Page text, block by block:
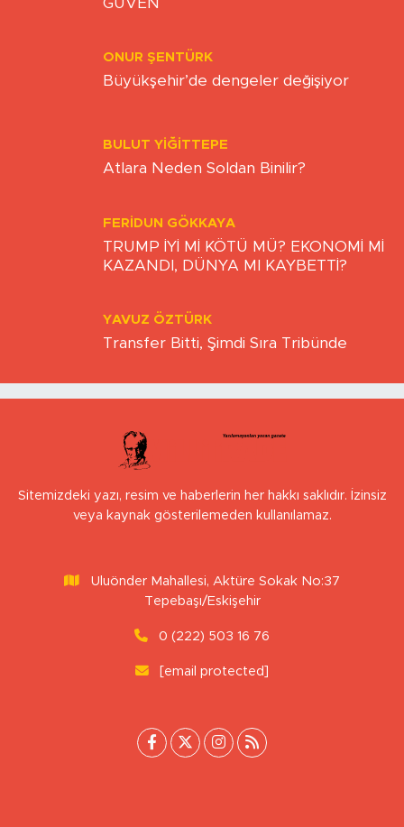
GÜVEN
ONUR ŞENTÜRK
Büyükşehir’de dengeler değişiyor
BULUT YİĞİTTEPE
Atlara Neden Soldan Binilir?
FERIDUN GÖKKAYA
TRUMP İYİ Mİ KÖTÜ MÜ? EKONOMİ Mİ
KAZANDI, DÜNYA MI KAYBETTİ?
YAVUZ ÖZTÜRK
Transfer Bitti, Şimdi Sıra Tribünde
Sitemizdeki yazı, resim ve haberlerin her hakkı saklıdır. İzinsiz
veya kaynak gösterilemeden kullanılamaz.
Uluönder Mahallesi, Aktüre Sokak No:37
Tepebaşı/Eskişehir
0 (222) 503 16 76
[email protected]